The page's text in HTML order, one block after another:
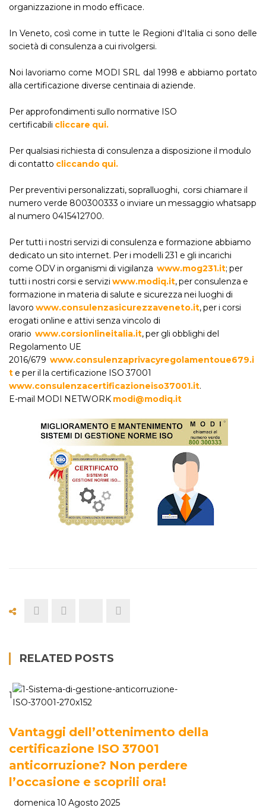
organizzazione in modo efficace.
In Veneto, così come in tutte le Regioni d'Italia ci sono delle
società di consulenza a cui rivolgersi.
Noi lavoriamo come MODI SRL dal 1998 e abbiamo portato
alla certificazione diverse centinaia di aziende.
Per approfondimenti sullo normative ISO
certificabili cliccare qui.
Per qualsiasi richiesta di consulenza a disposizione il modulo
di contatto cliccando qui.
Per preventivi personalizzati, sopralluoghi, corsi chiamare il
numero verde 800300333 o inviare un messaggio whatsapp
al numero 0415412700.
Per tutti i nostri servizi di consulenza e formazione abbiamo
dedicato un sito internet. Per i modelli 231 e gli incarichi
come ODV in organismi di vigilanza www.mog231.it; per
tutti i nostri corsi e servizi www.modiq.it, per consulenza e
formazione in materia di salute e sicurezza nei luoghi di
lavoro www.consulenzasicurezzaveneto.it, per i corsi
erogati online e attivi senza vincolo di
orario www.corsionlineitalia.it, per gli obblighi del
Regolamento UE
2016/679 www.consulenzaprivacyregolamentoue679.i
t e per il la certificazione ISO 37001
www.consulenzacertificazioneiso37001.it.
E-mail MODI NETWORK modi@modiq.it
RELATED POSTS
1
Vantaggi dell’ottenimento della
certificazione ISO 37001
anticorruzione? Non perdere
l’occasione e scoprili ora!
domenica 10 Agosto 2025